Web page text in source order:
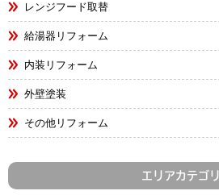
レンジフード取替
給湯器リフォーム
内装リフォーム
外壁塗装
その他リフォーム
エリアカテゴリ